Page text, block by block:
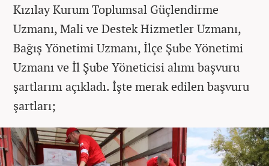
KızılayKurum Toplumsal Güçlendirme
Uzmanı, Mali ve Destek Hizmetler Uzmanı,
Bağış Yönetimi Uzmanı, İlçe Şube Yönetimi
Uzmanı ve İl Şube Yöneticisialımı başvuru
şartlarını açıkladı. İşte merak edilen başvuru
şartları;